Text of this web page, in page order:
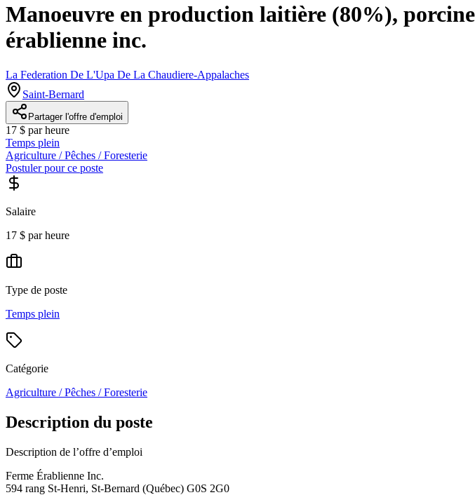
Manoeuvre en production laitière (80%),
érablienne inc.
La Federation De L'Upa De La Chaudiere-Appalaches
Saint-Bernard
Partager l'offre d'emploi
17 $ par heure
Temps plein
Agriculture / Pêches / Foresterie
Postuler pour ce poste
Salaire
17 $ par heure
Type de poste
Temps plein
Catégorie
Agriculture / Pêches / Foresterie
Description du poste
Description de l’offre d’emploi
Ferme Érablienne Inc.
594 rang St-Henri, St-Bernard (Québec) G0S 2G0